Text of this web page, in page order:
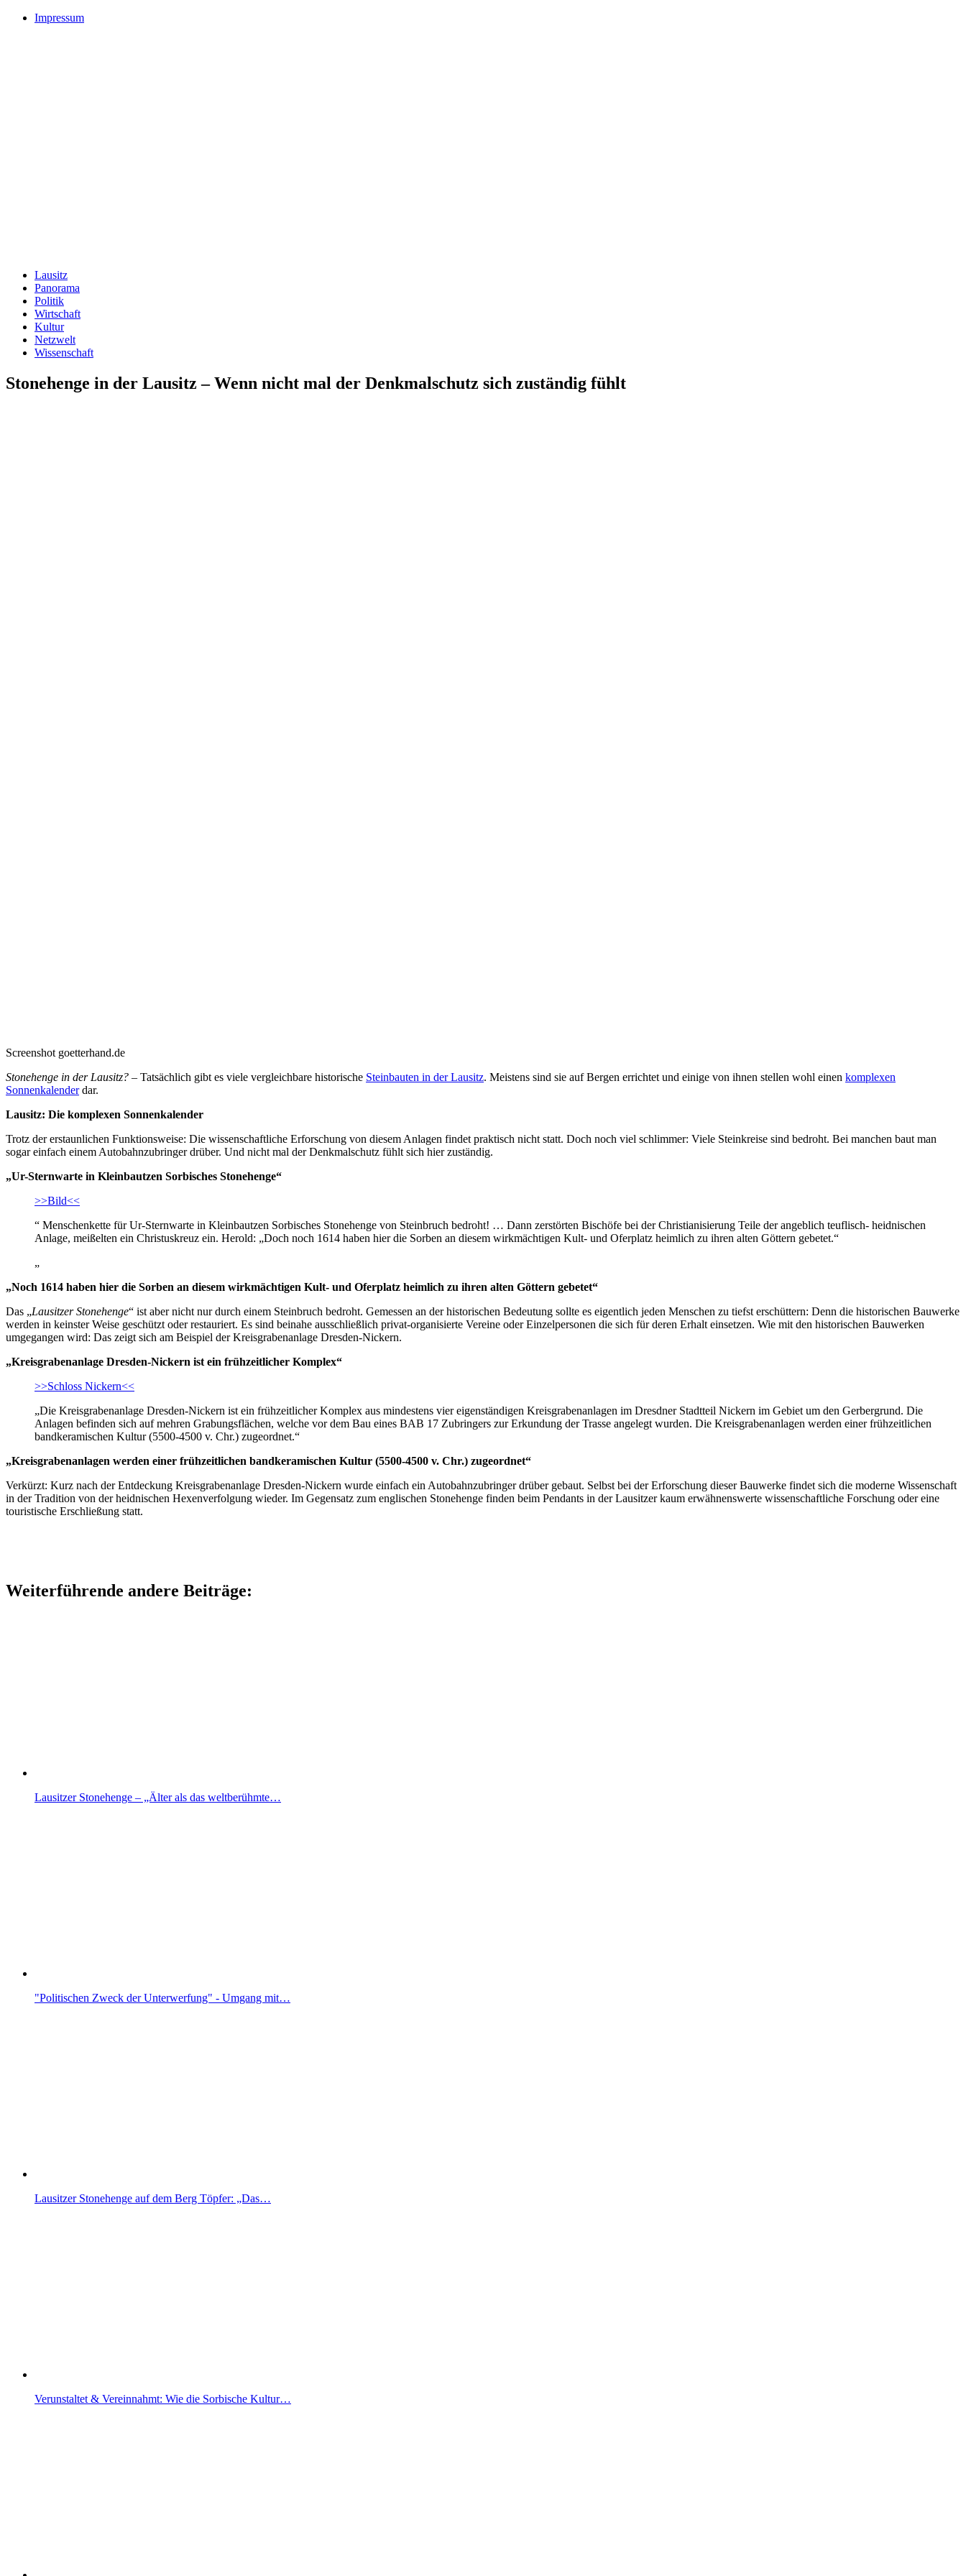
Impressum
Lausitz
Panorama
Politik
Wirtschaft
Kultur
Netzwelt
Wissenschaft
Stonehenge in der Lausitz – Wenn nicht mal der Denkmalschutz sich zuständig fühlt
Screenshot goetterhand.de
Stonehenge in der Lausitz? – Tatsächlich gibt es viele vergleichbare historische Steinbauten in der Lausitz. Meistens sind sie auf Bergen errichtet und einige von ihnen stellen wohl einen komplexen
Sonnenkalenderdar.
Lausitz: Die komplexen Sonnenkalender
Trotz der erstaunlichen Funktionsweise: Die wissenschaftliche Erforschung von diesem Anlagen findet praktisch nicht statt. Doch noch viel schlimmer: Viele Steinkreise sind bedroht. Bei manchen baut man
sogar einfach einem Autobahnzubringer drüber. Und nicht mal der Denkmalschutz fühlt sich hier zuständig.
„Ur-Sternwarte in Kleinbautzen Sorbisches Stonehenge“
>>Bild<<
“ Menschenkette für Ur-Sternwarte in Kleinbautzen Sorbisches Stonehenge von Steinbruch bedroht! … Dann zerstörten Bischöfe bei der Christianisierung Teile der angeblich teuflisch- heidnischen
Anlage, meißelten ein Christuskreuz ein. Herold: „Doch noch 1614 haben hier die Sorben an diesem wirkmächtigen Kult- und Oferplatz heimlich zu ihren alten Göttern gebetet.“
„
„Noch 1614 haben hier die Sorben an diesem wirkmächtigen Kult- und Oferplatz heimlich zu ihren alten Göttern gebetet“
Das „Lausitzer Stonehenge“ ist aber nicht nur durch einem Steinbruch bedroht. Gemessen an der historischen Bedeutung sollte es eigentlich jeden Menschen zu tiefst erschüttern: Denn die historischen Bauwerke
werden in keinster Weise geschützt oder restauriert. Es sind beinahe ausschließlich privat-organisierte Vereine oder Einzelpersonen die sich für deren Erhalt einsetzen. Wie mit den historischen Bauwerken
umgegangen wird: Das zeigt sich am Beispiel der Kreisgrabenanlage Dresden-Nickern.
„Kreisgrabenanlage Dresden-Nickern ist ein frühzeitlicher Komplex“
>>Schloss Nickern<<
„Die Kreisgrabenanlage Dresden-Nickern ist ein frühzeitlicher Komplex aus mindestens vier eigenständigen Kreisgrabenanlagen im Dresdner Stadtteil Nickern im Gebiet um den Gerbergrund. Die
Anlagen befinden sich auf mehren Grabungsflächen, welche vor dem Bau eines BAB 17 Zubringers zur Erkundung der Trasse angelegt wurden. Die Kreisgrabenanlagen werden einer frühzeitlichen
bandkeramischen Kultur (5500-4500 v. Chr.) zugeordnet.“
„Kreisgrabenanlagen werden einer frühzeitlichen bandkeramischen Kultur (5500-4500 v. Chr.) zugeordnet“
Verkürzt: Kurz nach der Entdeckung Kreisgrabenanlage Dresden-Nickern wurde einfach ein Autobahnzubringer drüber gebaut. Selbst bei der Erforschung dieser Bauwerke findet sich die moderne Wissenschaft
in der Tradition von der heidnischen Hexenverfolgung wieder. Im Gegensatz zum englischen Stonehenge finden beim Pendants in der Lausitzer kaum erwähnenswerte wissenschaftliche Forschung oder eine
touristische Erschließung statt.
Weiterführende andere Beiträge:
Lausitzer Stonehenge – „Älter als das weltberühmte…
"Politischen Zweck der Unterwerfung" - Umgang mit…
Lausitzer Stonehenge auf dem Berg Töpfer: „Das…
Verunstaltet & Vereinnahmt: Wie die Sorbische Kultur…